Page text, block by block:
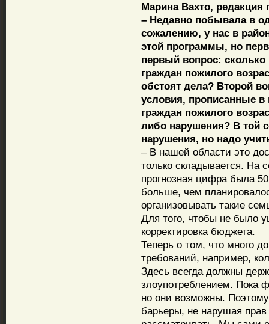
Марина Вахто, редакция
– Недавно побывала в
сожалению, у нас в
этой программы, но
первый вопрос:
граждан пожилого
обстоят дела? Второй
условия, прописанные
граждан пожилого
либо нарушения? В той
нарушения, но надо
– В нашей области это
только складывается. На
прогнозная цифра была
больше, чем
организовывать такие
Для того, чтобы не было
корректировка бюджета.
Теперь о том, что много
требований, например,
Здесь всегда должны
злоупотреблением. Пока
но они возможны.
барьеры, не нарушая